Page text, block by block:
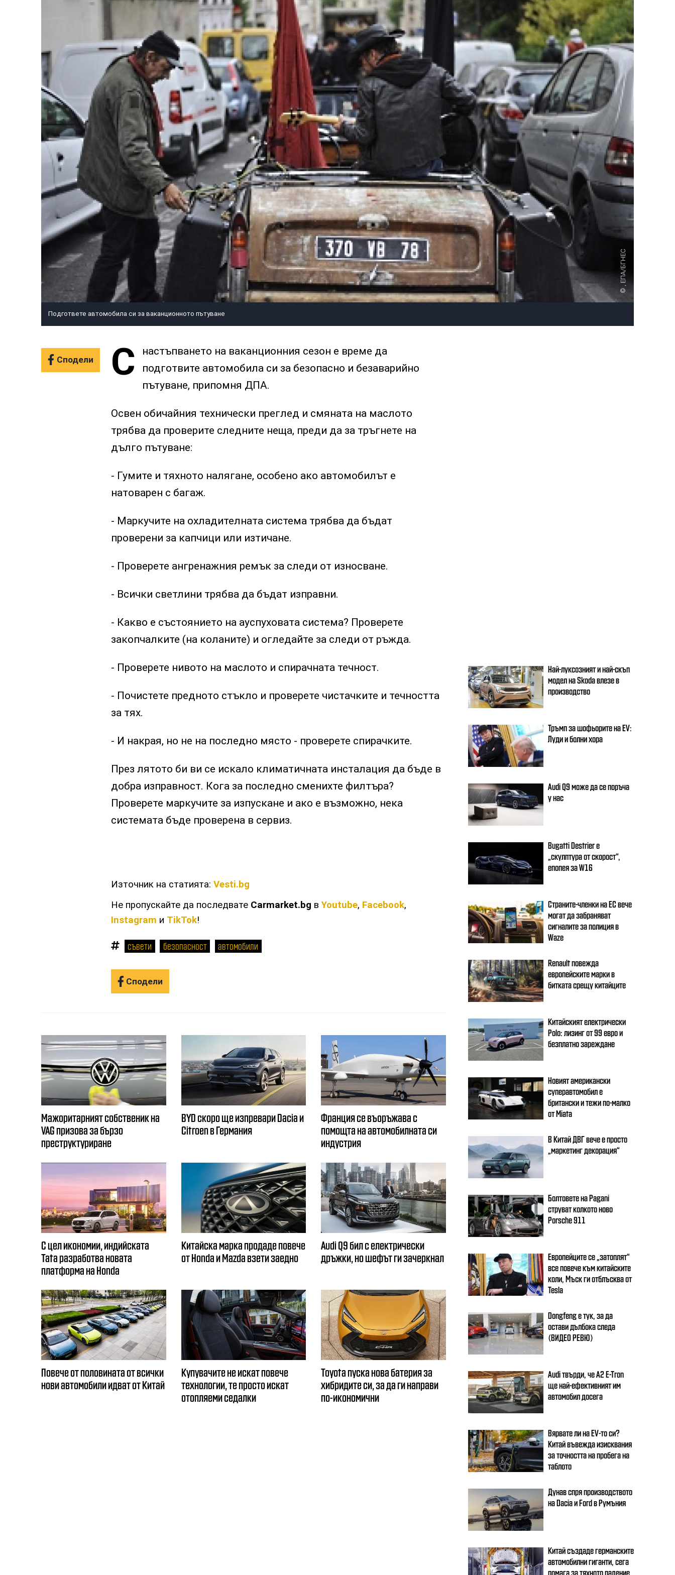
ДРУГИ
СЪВЕТИ
, ЕПА/БГНЕС
Подгответе автомобила си за ваканционното пътуване
Сподели С
настъпването на ваканционния сезон е време да
подготвите автомобила си за безопасно и безаварийно
пътуване, припомня ДПА.
Освен обичайния технически преглед и смяната на маслото
трябва да проверите следните неща, преди да за тръгнете на
дълго пътуване:
- Гумите и тяхното налягане, особено ако автомобилът е
натоварен с багаж.
- Маркучите на охладителната система трябва да бъдат
проверени за капчици или изтичане.
- Проверете ангренажния ремък за следи от износване.
- Всички светлини трябва да бъдат изправни.
- Какво е състоянието на ауспуховата система? Проверете
закопчалките (на коланите) и огледайте за следи от ръжда.
- Проверете нивото на маслото и спирачната течност.
- Почистете предното стъкло и проверете чистачките и течността
за тях.
- И накрая, но не на последно място - проверете спирачките.
През лятото би ви се искало климатичната инсталация да бъде в
добра изправност. Кога за последно сменихте филтъра?
Проверете маркучите за изпускане и ако е възможно, нека
системата бъде проверена в сервиз.
Източник на статията: Vesti.bg
Не пропускайте да последвате Carmarket.bg вYoutube, Facebook,
Instagram и TikTok!
съвети безопасност автомобили
Сподели
Най-луксозният и най-скъп
модел на Skoda влезе в
производство
Тръмп за шофьорите на EV:
Луди и болни хора
Audi Q9 може да се поръча
у нас
Bugatti Destrier е
„скулптура от скорост“,
епопея за W16
Страните-членки на ЕС вече
могат да забраняват
сигналите за полиция в
Waze
Renault повежда
европейските марки в
битката срещу китайците
Китайският електрически
Polo: лизинг от 99 евро и
безплатно зареждане
Новият американски
суперавтомобил е
британски и тежи по-малко
от Miata
В Китай ДВГ вече е просто
„маркетинг декорация“
Болтовете на Pagani
струват колкото ново
Porsche 911
Европейците се „затоплят“
все повече към китайските
коли, Мъск ги отблъсква от
Tesla
Dongfeng e тук, за да
остави дълбока следа
(ВИДЕО РЕВЮ)
Audi твърди, че A2 E-Tron
ще най-ефективният им
автомобил досега
Вярвате ли на EV-то си?
Китай въвежда изисквания
за точността на пробега на
таблото
Дунав спря производството
на Dacia и Ford в Румъния
Китай създаде германските
автомобилни гиганти, сега
помага за тяхното падение
Мажоритарният собственик на
VAG призова за бързо
преструктуриране
BYD скоро ще изпревари Dacia и
Citroеn в Германия
Франция се въоръжава с
помощта на автомобилната си
индустрия
С цел икономии, индийската
Tata разработва новата
платформа на Honda
Китайска марка продаде повече
от Honda и Mazda взети заедно
Audi Q9 бил с електрически
дръжки, но шефът ги зачеркнал
Повече от половината от всички
нови автомобили идват от Китай
Купувачите не искат повече
технологии, те просто искат
отопляеми седалки
Toyota пуска нова батерия за
хибридите си, за да ги направи
по-икономични